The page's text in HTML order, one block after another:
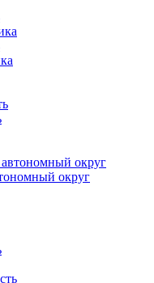
округ
округ